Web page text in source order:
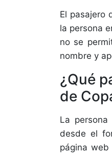
El pasajero
la persona
no se
nombre y
¿Qué
de
La
desde el
página